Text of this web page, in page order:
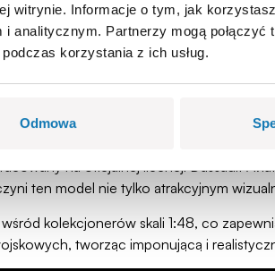
witrynie. Informacje o tym, jak
i analitycznym. Partnerzy mogą
korzystania z ich usług.
Odmowa
jako Patrouille de France, to jeden z
dech w piersiach manewrów
bojowy, opracowany we
pozostaje w eksploatacji do dziś,
na oficjalnej licencji Dassault
ten model nie tylko atrakcyjnym
kolekcjonerów skali 1:48, co
tworząc imponującą i